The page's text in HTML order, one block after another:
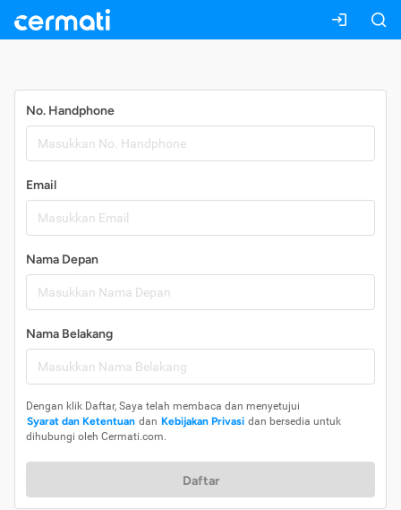
No. Handphone
Email
Nama Depan
Nama Belakang
Dengan klik Daftar, Saya telah membaca dan menyetujui
Syarat dan Ketentuan dan Kebijakan Privasi dan bersedia untuk
dihubungi oleh Cermati.com.
Daftar